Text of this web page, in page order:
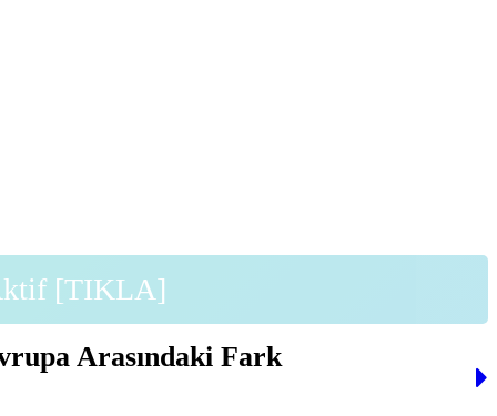
[TIKLA]
Arasındaki Fark